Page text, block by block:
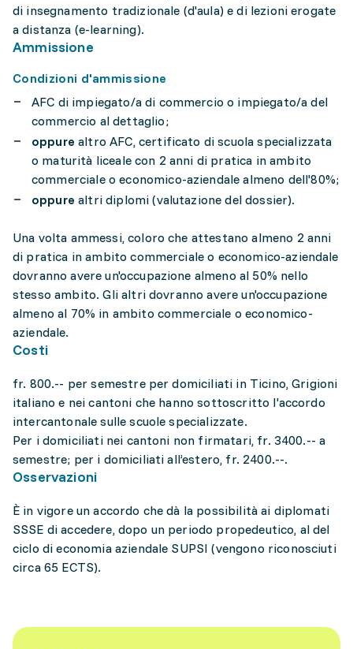
di insegnamento tradizionale (d'aula) e di lezioni erogate
a distanza (e-learning).
Ammissione
Condizioni d'ammissione
AFC di impiegato/a di commercio o impiegato/a del
commercio al dettaglio;
oppure altro AFC, certificato di scuola specializzata
o maturità liceale con 2 anni di pratica in ambito
commerciale o economico-aziendale almeno dell'80%;
oppure altri diplomi (valutazione del dossier).
Una volta ammessi, coloro che attestano almeno 2 anni
di pratica in ambito commerciale o economico-aziendale
dovranno avere un'occupazione almeno al 50% nello
stesso ambito. Gli altri dovranno avere un'occupazione
almeno al 70% in ambito commerciale o economico-
aziendale.
Costi
fr. 800.-- per semestre per domiciliati in Ticino, Grigioni
italiano e nei cantoni che hanno sottoscritto l'accordo
intercantonale sulle scuole specializzate.
Per i domiciliati nei cantoni non firmatari, fr. 3400.-- a
semestre; per i domiciliati all’estero, fr. 2400.--.
Osservazioni
È in vigore un accordo che dà la possibilità ai diplomati
SSSE di accedere, dopo un periodo propedeutico, al del
ciclo di economia aziendale SUPSI (vengono riconosciuti
circa 65 ECTS).